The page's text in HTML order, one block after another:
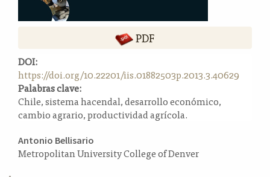
l
e
r
a
l
PDF
DOI:
https://doi.org/10.22201/iis.01882503p.2013.3.40629
Palabras clave:
Chile, sistema hacendal, desarrollo económico,
cambio agrario, productividad agrícola.
Contenido
principal
Antonio Bellisario
Metropolitan University College of Denver